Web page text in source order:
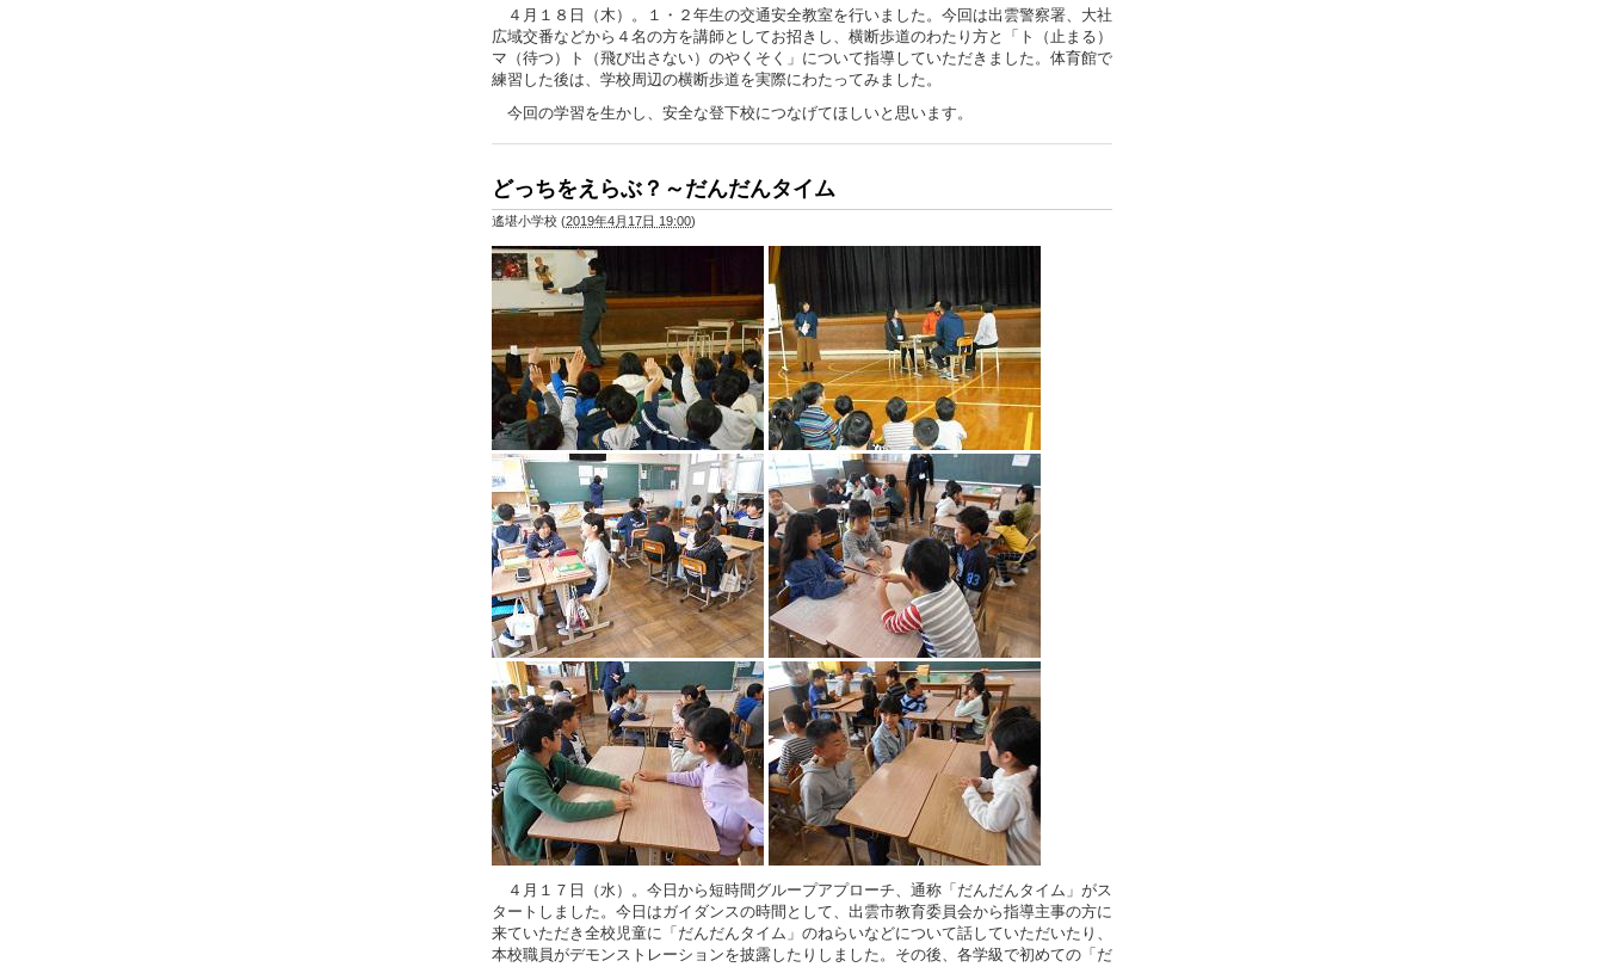
４月１８日（木）。１・２年生の交通安全教室を行いました。今回は出雲警察署、大社
広域交番などから４名の方を講師としてお招きし、横断歩道のわたり方と「ト（止まる）
マ（待つ）ト（飛び出さない）のやくそく」について指導していただきました。体育館で
練習した後は、学校周辺の横断歩道を実際にわたってみました。
今回の学習を生かし、安全な登下校につなげてほしいと思います。
どっちをえらぶ？～だんだんタイム
遙堪小学校 (2019年4月17日 19:00)
４月１７日（水）。今日から短時間グループアプローチ、通称「だんだんタイム」がス
タートしました。今日はガイダンスの時間として、出雲市教育委員会から指導主事の方に
来ていただき全校児童に「だんだんタイム」のねらいなどについて話していただいたり、
本校職員がデモンストレーションを披露したりしました。その後、各学級で初めての「だ